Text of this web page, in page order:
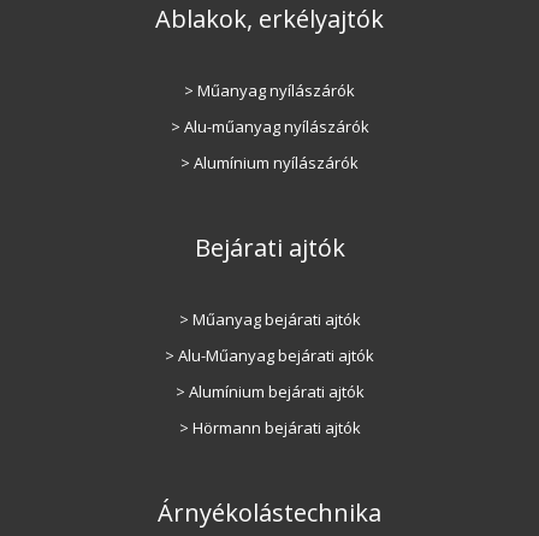
Ablakok, erkélyajtók
> Műanyag nyílászárók
> Alu-műanyag nyílászárók
> Alumínium nyílászárók
Bejárati ajtók
> Műanyag bejárati ajtók
> Alu-Műanyag bejárati ajtók
> Alumínium bejárati ajtók
> Hörmann bejárati ajtók
Árnyékolástechnika